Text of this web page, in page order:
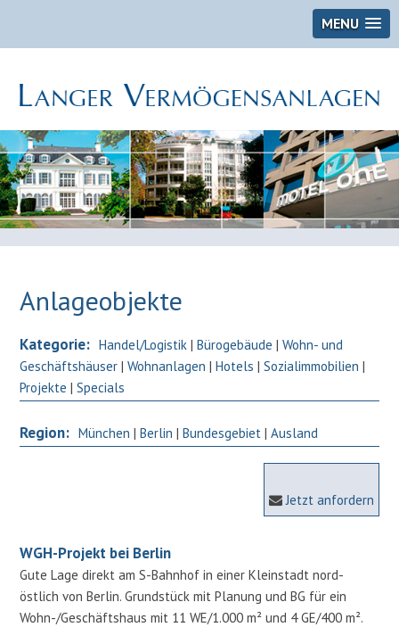
MENU
Anlageobjekte
Kategorie: Handel/Logistik |Bürogebäude |Wohn- und
Geschäftshäuser |Wohnanlagen |Hotels |Sozialimmobilien |
Projekte |Specials
Region: München |Berlin |Bundesgebiet |Ausland
Jetzt anfordern
WGH-Projekt bei Berlin
Gute Lage direkt am S-Bahnhof in einer Kleinstadt nord-
östlich von Berlin. Grundstück mit Planung und BG für ein
Wohn-/Geschäftshaus mit 11 WE/1.000 m² und 4 GE/400 m².